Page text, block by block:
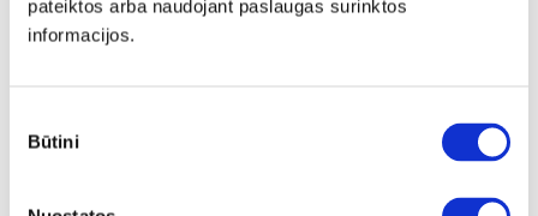
pateiktos arba naudojant paslaugas surinktos
informacijos.
pasirinkimas
Būtini